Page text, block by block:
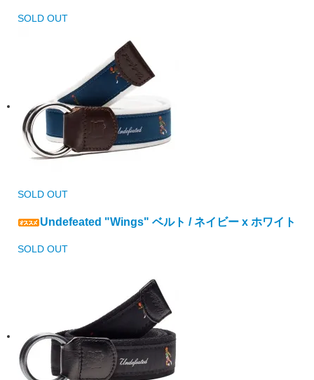
SOLD OUT
SOLD OUT
Undefeated "Wings" ベルト / ネイビー x ホワイト
SOLD OUT